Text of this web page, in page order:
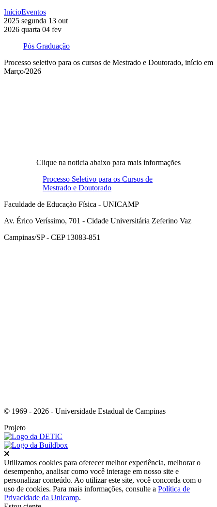
InícioEventos
2025 segunda 13 out
2026 quarta 04 fev
Pós Graduação
Processo seletivo para os cursos de Mestrado e Doutorado, início em
Março/2026
Clique na noticia abaixo para mais informações
Processo Seletivo para os Cursos de
Mestrado e Doutorado
Faculdade de Educação Física - UNICAMP
Av. Érico Veríssimo, 701 - Cidade Universitária Zeferino Vaz
Campinas/SP - CEP 13083-851
© 1969 - 2026 - Universidade Estadual de Campinas
Projeto
Utilizamos cookies para oferecer melhor experiência, melhorar o
desempenho, analisar como você interage em nosso site e
personalizar conteúdo. Ao utilizar este site, você concorda com o
uso de cookies. Para mais informações, consulte a Política de
Privacidade da Unicamp.